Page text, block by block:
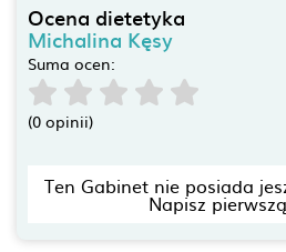
Ocena dietetyka
Michalina Kęsy
Suma ocen:
(0 opinii)
Ten Gabinet nie posiada
Napisz